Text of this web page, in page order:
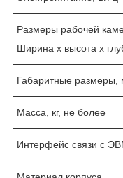
Размеры рабочей
Ширина х высота х
Габаритные размеры,
Масса, кг, не более
Интерфейс связи с